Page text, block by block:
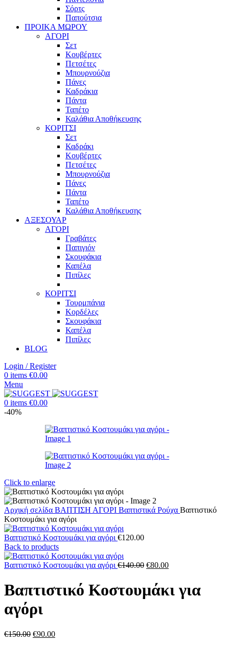
Σόρτς
Παπούτσια
ΠΡΟΙΚΑ ΜΩΡΟΥ
ΑΓΟΡΙ
Σετ
Κουβέρτες
Πετσέτες
Μπουρνούζια
Πάνες
Καδράκια
Πάντα
Ταπέτο
Καλάθια Αποθήκευσης
ΚΟΡΙΤΣΙ
Σετ
Καδράκι
Κουβέρτες
Πετσέτες
Μπουρνούζια
Πάνες
Πάντα
Ταπέτο
Καλάθια Αποθήκευσης
ΑΞΕΣΟΥΑΡ
ΑΓΟΡΙ
Γραβάτες
Παπιγιόν
Σκουφάκια
Καπέλα
Πιπίλες
ΚΟΡΙΤΣΙ
Τουρμπάνια
Κορδέλες
Σκουφάκια
Καπέλα
Πιπίλες
BLOG
Login / Register
0 items €0.00
Menu
0 items €0.00
-40%
Click to enlarge
Αρχική σελίδα ΒΑΠΤΙΣΗ ΑΓΟΡΙ Βαπτιστικά Ρούχα Βαπτιστικό
Κοστουμάκι για αγόρι
Βαπτιστικό Κοστουμάκι για αγόρι €120.00
Back to products
Βαπτιστικό Κοστουμάκι για αγόρι €140.00 Original
was:
€140.00.
€80.00Η
είναι:
€80.00.
Βαπτιστικό Κοστουμάκι για
αγόρι
€150.00 Original
€90.00Η